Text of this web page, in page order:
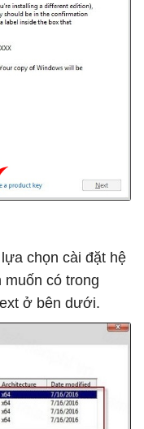
chọn cài đặt hệ
muốn có trong
ở bên dưới.